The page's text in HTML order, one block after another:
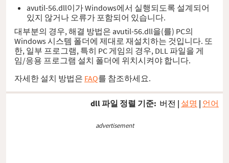
avutil-56.dll이가 Windows에서 실행되도록 설계되어
있지 않거나 오류가 포함되어 있습니다.
대부분의 경우, 해결 방법은 avutil-56.dll을(를) PC의
Windows 시스템 폴더에 제대로 재설치하는 것입니다. 또
한, 일부 프로그램, 특히 PC 게임의 경우, DLL 파일을 게
임/응용 프로그램 설치 폴더에 위치시켜야 합니다.
자세한 설치 방법은 FAQ를 참조하세요.
dll 파일 정렬 기준: 버전 | 설명 | 언어
advertisement